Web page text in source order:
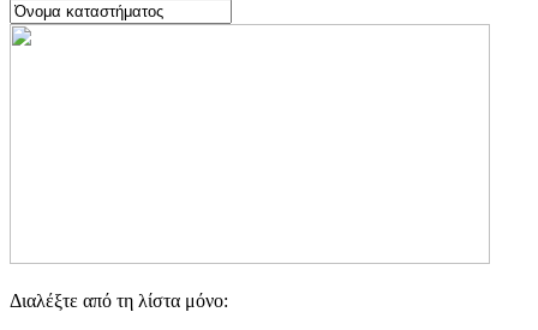
Διαλέξτε από τη λίστα μόνο: